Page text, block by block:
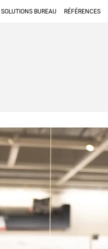
SOLUTIONS BUREAU RÉFÉRENCES